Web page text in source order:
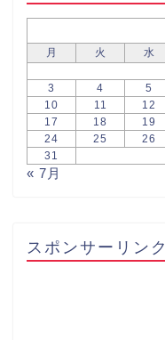
月
火 水
3
4 5
10
11 12
17
18 19
24
25 26
31
« 7月
スポンサーリンク